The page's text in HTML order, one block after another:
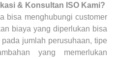
& Konsultan ISO Kami?
bisa menghubungi customer
biaya yang diperlukan bisa
jumlah perusuhaan, tipe
yang memerlukan